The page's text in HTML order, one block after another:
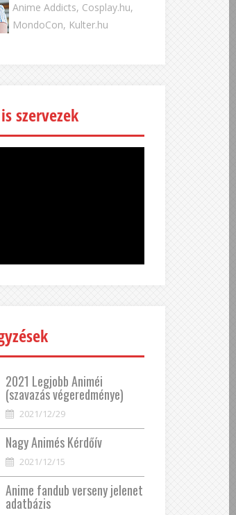
Anime Addicts, Cosplay.hu,
MondoCon, Kulter.hu
szervezek
2021 Legjobb Animéi
(szavazás végeredménye)
2021/12/29
Nagy Animés Kérdőív
2021/12/15
Anime fandub verseny jelenet
adatbázis